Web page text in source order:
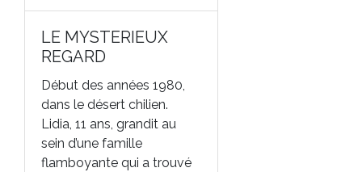
LE MYSTERIEUX
REGARD
Début des années 1980,
dans le désert chilien.
Lidia, 11 ans, grandit au
sein d’une famille
flamboyante qui a trouvé